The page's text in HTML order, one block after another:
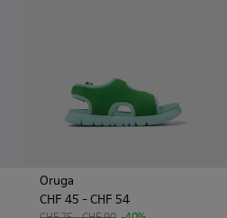
Oruga
CHF 45 - CHF 54